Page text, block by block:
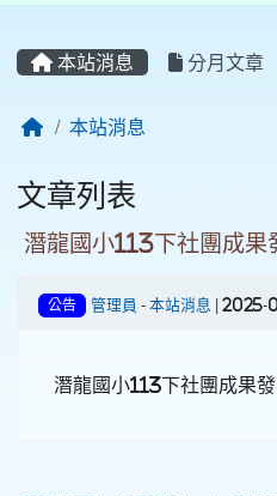
本站消息 分月文章
本站消息
文章列表
潛龍國小113下社團成果
公告 管理員 - 本站消息 | 2025-
潛龍國小113下社團成果